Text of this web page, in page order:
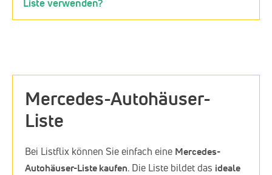
Mercedes-Autohäuser-
Liste
Bei Listflix können Sie einfach eine Mercedes-
Autohäuser-Liste kaufen. Die Liste bildet das ideale